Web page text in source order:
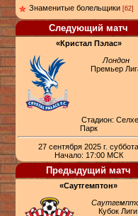
Знаменитые болельщики [62]
Следующий матч
«Кристал Пэлас»
Лондон
Премьер
Стадион:
Парк
27 сентября 2025 г. суббота
Начало: 17:00 МСК
Предыдущий матч
«Саутгемптон»
Кубок Лиги